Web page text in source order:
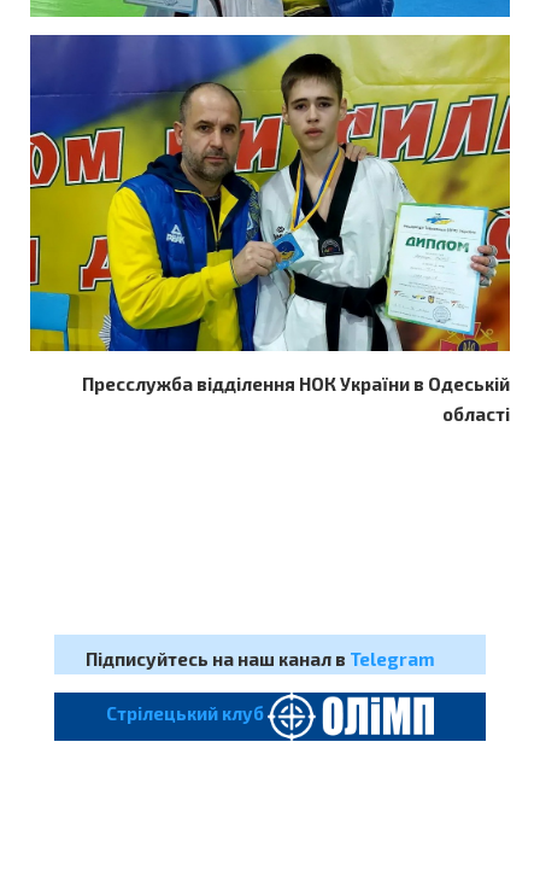
Пресслужба відділення НОК України в Одеській
області
Підписуйтесь на наш канал в Telegram
Cтрілецький клуб